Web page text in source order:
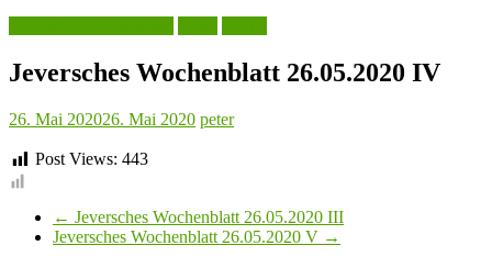
Jeversches Wochenblatt 26.05.2020 IV
26. Mai 202026. Mai 2020 peter
Post Views: 443
← Jeversches Wochenblatt 26.05.2020 III
Jeversches Wochenblatt 26.05.2020 V →